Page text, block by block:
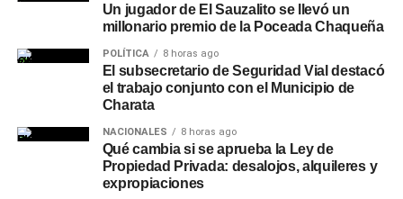
Un jugador de El Sauzalito se llevó un
millonario premio de la Poceada Chaqueña
POLÍTICA 8 horas ago
El subsecretario de Seguridad Vial destacó
el trabajo conjunto con el Municipio de
Charata
NACIONALES 8 horas ago
Qué cambia si se aprueba la Ley de
Propiedad Privada: desalojos, alquileres y
expropiaciones